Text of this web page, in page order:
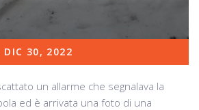
DIC 30, 2022
un allarme che segnalava la
ed è arrivata una foto di una